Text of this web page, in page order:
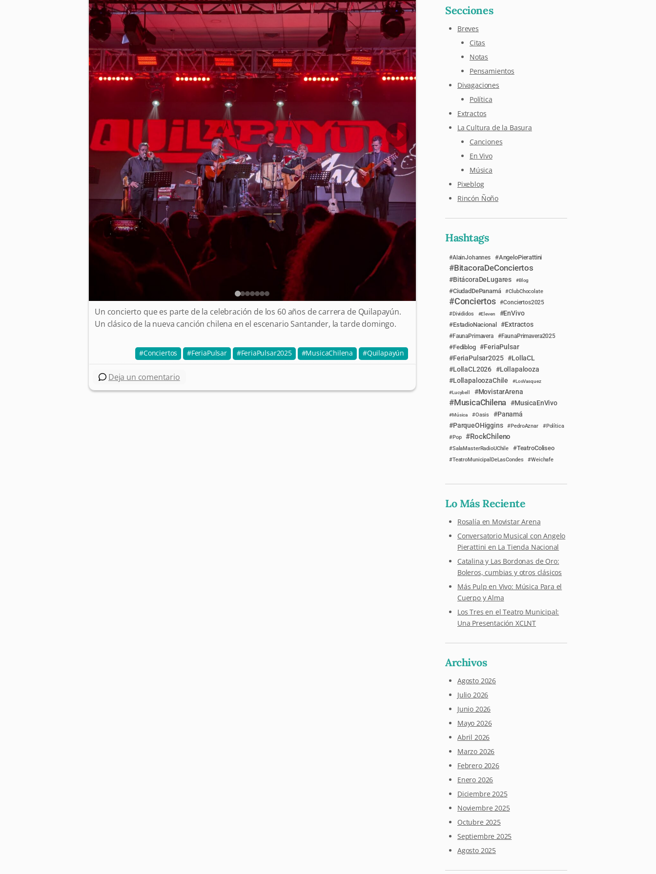
Un concierto que es parte de la celebración de los 60 años de carrera de Quilapayún.
Un clásico de la nueva canción chilena en el escenario Santander, la tarde domingo.
Conciertos FeriaPulsar FeriaPulsar2025 MusicaChilena Quilapayún
Deja un comentario
Secciones
Breves
Citas
Notas
Pensamientos
Divagaciones
Política
Extractos
La Cultura de la Basura
Canciones
En Vivo
Música
Pixeblog
Rincón Ñoño
Hashtags
AlainJohannes AngeloPierattini
BitacoraDeConciertos
BitácoraDeLugares Blog
CiudadDePanamá ClubChocolate
Conciertos Conciertos2025
Divididos Eleven EnVivo
EstadioNacional Extractos
FaunaPrimavera FaunaPrimavera2025
Fediblog
FeriaPulsar
FeriaPulsar2025
LollaCL
LollaCL2026
Lollapalooza
LollapaloozaChile
LosVasquez
Lucybell
MovistarArena
MusicaChilena MusicaEnVivo
Música Oasis
Panamá
ParqueOHiggins
PedroAznar
Política
Pop
RockChileno
SalaMasterRadioUChile TeatroColiseo
TeatroMunicipalDeLasCondes Weichafe
Lo Más Reciente
Rosalía en Movistar Arena
Conversatorio Musical con Angelo
Pierattini en La Tienda Nacional
Catalina y Las Bordonas de Oro:
Boleros, cumbias y otros clásicos
Más Pulp en Vivo: Música Para el
Cuerpo y Alma
Los Tres en el Teatro Municipal:
Una Presentación XCLNT
Archivos
Agosto 2026
Julio 2026
Junio 2026
Mayo 2026
Abril 2026
Marzo 2026
Febrero 2026
Enero 2026
Diciembre 2025
Noviembre 2025
Octubre 2025
Septiembre 2025
Agosto 2025